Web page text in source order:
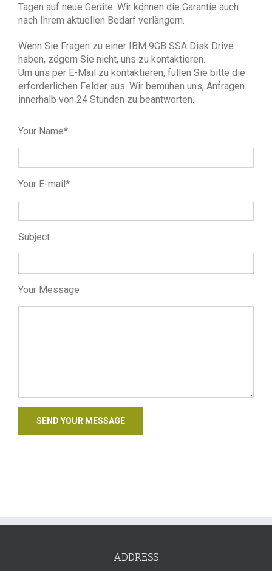
Tagen auf neue Geräte. Wir können die Garantie auch
nach Ihrem aktuellen Bedarf verlängern.
Wenn Sie Fragen zu einer IBM 9GB SSA Disk Drive
haben, zögern Sie nicht, uns zu kontaktieren.
Um uns per E-Mail zu kontaktieren, füllen Sie bitte die
erforderlichen Felder aus. Wir bemühen uns, Anfragen
innerhalb von 24 Stunden zu beantworten.
Your Name*
Your E-mail*
Subject
Your Message
ADDRESS